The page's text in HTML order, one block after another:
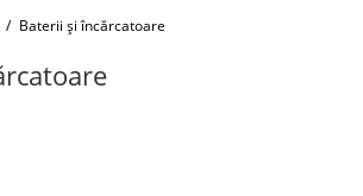
Baterii și încărcatoare